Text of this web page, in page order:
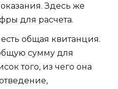
Здесь же
для расчета.
общая квитанция.
сумму для
того, из чего она